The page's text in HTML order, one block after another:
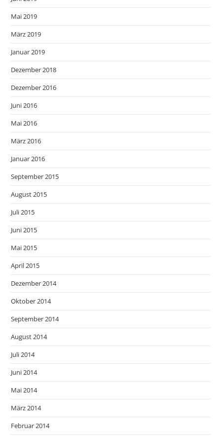
Mai 2019
März 2019
Januar 2019
Dezember 2018
Dezember 2016
Juni 2016
Mai 2016
März 2016
Januar 2016
September 2015
August 2015
Juli 2015
Juni 2015
Mai 2015
April 2015
Dezember 2014
Oktober 2014
September 2014
August 2014
Juli 2014
Juni 2014
Mai 2014
März 2014
Februar 2014